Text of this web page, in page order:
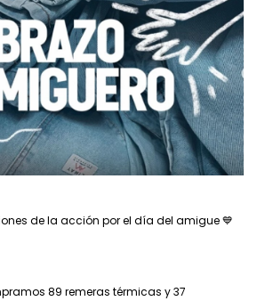
de la acción por el día del amigue 💙
89 remeras térmicas y 37